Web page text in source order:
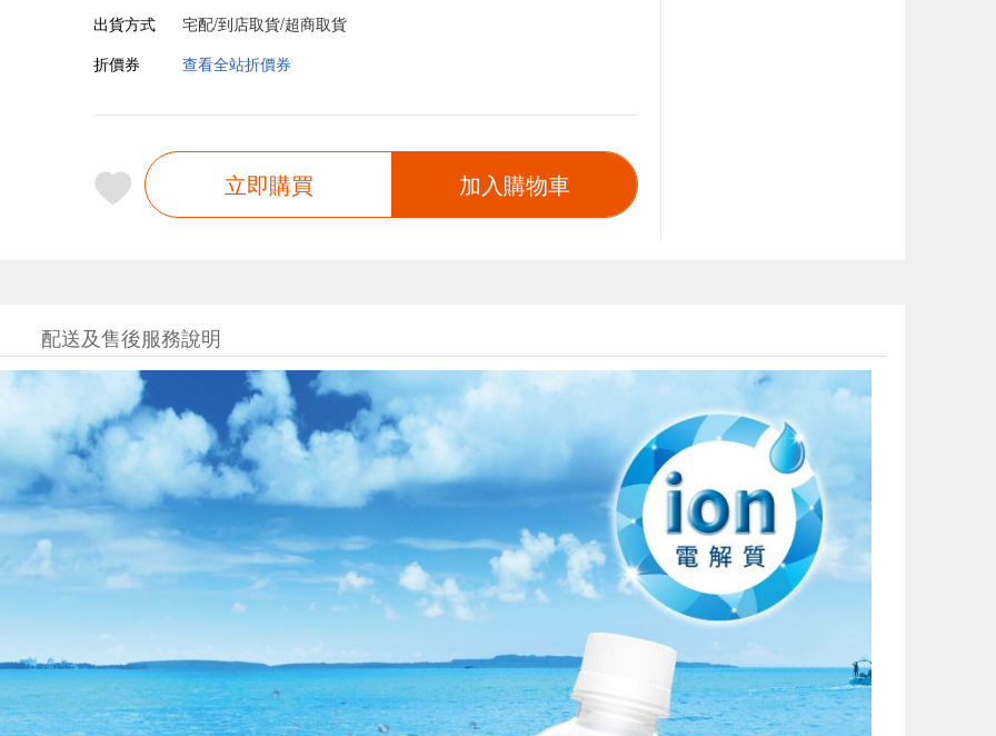
出貨方式
宅配/到店取貨/超商取貨
折價券
查看全站折價券
立即購買 加入購物車
配送及售後服務說明